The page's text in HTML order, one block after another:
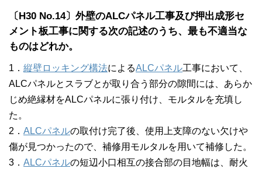
〔H30 No.14〕外壁のALCパネル工事及び押出成形セ
メント板工事に関する次の記述のうち、 最も不適当な
ものはどれか。
1． 縦壁ロッキング構法によるALCパネル工事において、
ALCパネルとスラブとが取り合う部分の隙間には、あらか
じめ絶縁材をALCパネルに張り付け、モルタルを充填し
た。
2． ALCパネルの取付け完了後、使用上支障のない欠けや
傷が見つかったので、補修用モルタルを用いて補修した。
3． ALCパネルの短辺小口相互の接合部の目地幅は、耐火